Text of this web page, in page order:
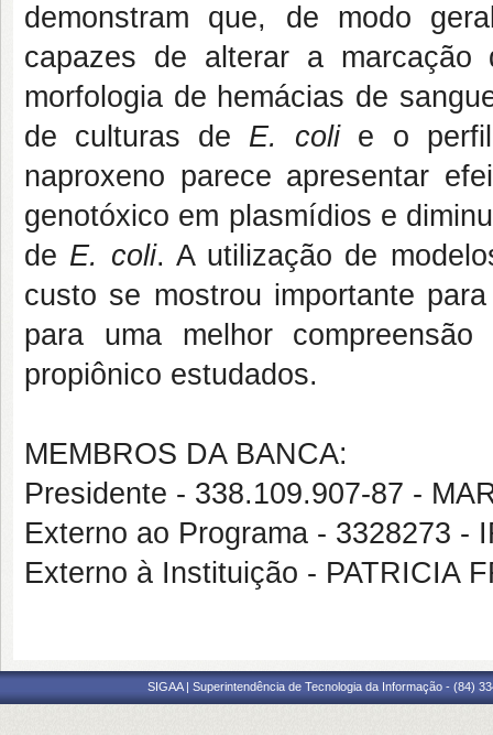
demonstram que, de modo
capazes de alterar a marcação
morfologia de hemácias de
de culturas de E. colie o perfil
naproxeno parece apresentar
genotóxico em plasmídios e
de E. coli. A utilização de
custo se mostrou importante
para uma melhor
propiônico estudados.
MEMBROS DA BANCA:
Presidente - 338.109.907-87 -
Externo ao Programa - 3328273 -
Externo à Instituição - PATRICIA
SIGAA | Superintendência de Tecnologia da Informação - (84)